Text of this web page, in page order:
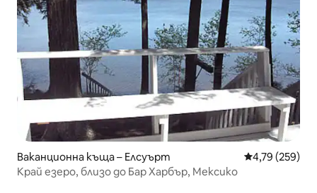
Ваканционна къща – Елсуърт Средна
4,79 (259)
Край езеро, близо до Бар Харбър, Мексико